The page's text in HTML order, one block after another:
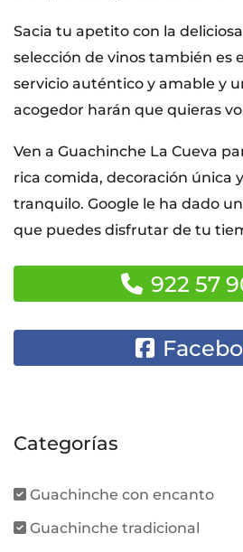
Sacia tu apetito con la
selección de vinos también es
servicio auténtico y amable y
acogedor harán que quieras
Ven a Guachinche La Cueva
rica comida, decoración única
tranquilo. Google le ha dado
que puedes disfrutar de tu
922 57
Categorías
Guachinche con encanto
Guachinche tradicional